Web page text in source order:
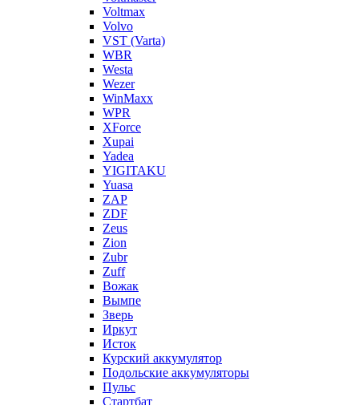
Voltmax
Volvo
VST (Varta)
WBR
Westa
Wezer
WinMaxx
WPR
XForce
Xupai
Yadea
YIGITAKU
Yuasa
ZAP
ZDF
Zeus
Zion
Zubr
Zuff
Вожак
Вымпе
Зверь
Иркут
Исток
Курский аккумулятор
Подольские аккумуляторы
Пульс
Стартбат